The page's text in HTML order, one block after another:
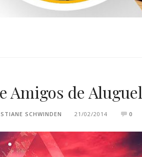
Amigos de Aluguel
SCHWINDEN 21/02/2014 0